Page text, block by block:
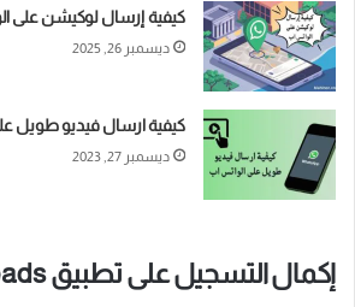
كيفية إرسال لوكيشن على
ديسمبر 26, 2025
كيفية ارسال فيديو طويل
ديسمبر 27, 2023
إكمال التسجيل على تطبيق Threads